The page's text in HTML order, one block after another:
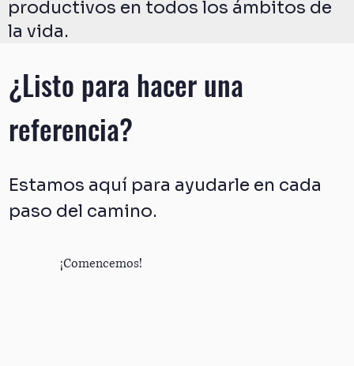
productivos en todos los ámbitos de
la vida.
¿Listo para hacer una
referencia?
Estamos aquí para ayudarle en cada
paso del camino.
¡Comencemos!